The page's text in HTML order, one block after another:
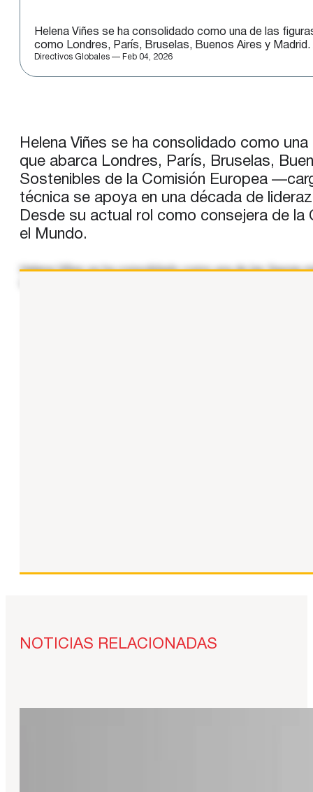
Helena Viñes se ha consolidado como una de las
como Londres, París, Bruselas, Buenos Aires y
Directivos Globales — Feb 04, 2026
Helena Viñes se ha consolidado como
que abarca Londres, París, Bruselas,
Sostenibles de la Comisión Europea
técnica se apoya en una década de
Desde su actual rol como consejera de la
el Mundo.
Helena Viñes se ha consolidado como una de las figuras
NOTICIAS RELACIONADAS